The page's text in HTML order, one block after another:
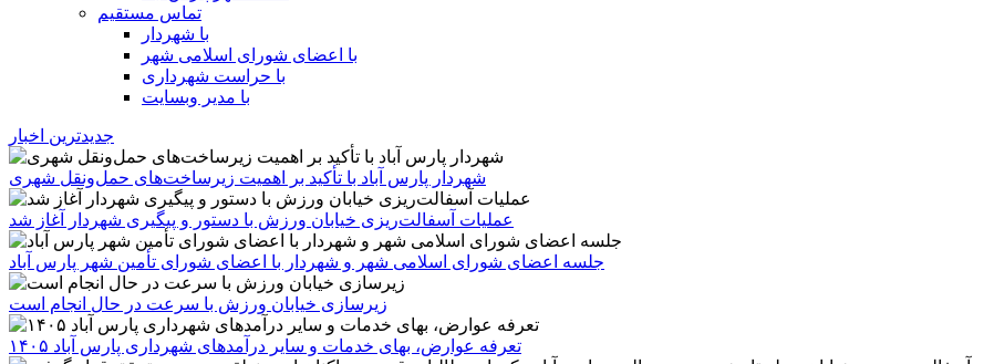
تماس مستقیم
با شهردار
با اعضای شورای اسلامی شهر
با حراست شهرداری
با مدیر وبسایت
جدیدترین اخبار
شهردار پارس آباد با تأکید بر اهمیت زیرساخت‌های حمل‌ونقل شهری
عملیات آسفالت‌ریزی خیابان ورزش با دستور و پیگیری شهردار آغاز شد
جلسه اعضای شورای اسلامی شهر و شهردار با اعضای شورای تأمین شهر پارس آباد
زیرسازی خیابان ورزش با سرعت در حال انجام است
تعرفه عوارض، بهای خدمات و سایر درآمدهای شهرداری پارس آباد ۱۴۰۵